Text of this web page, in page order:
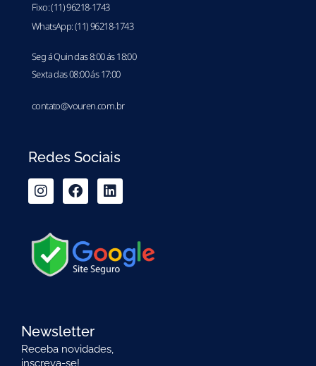
Fixo: (11) 96218-1743
WhatsApp: (11) 96218-1743
Seg á Quin das 8:00 ás 18:00
Sexta das 08:00 ás 17:00
contato@vouren.com.br
Redes Sociais
Newsletter
Receba novidades,
inscreva-se!